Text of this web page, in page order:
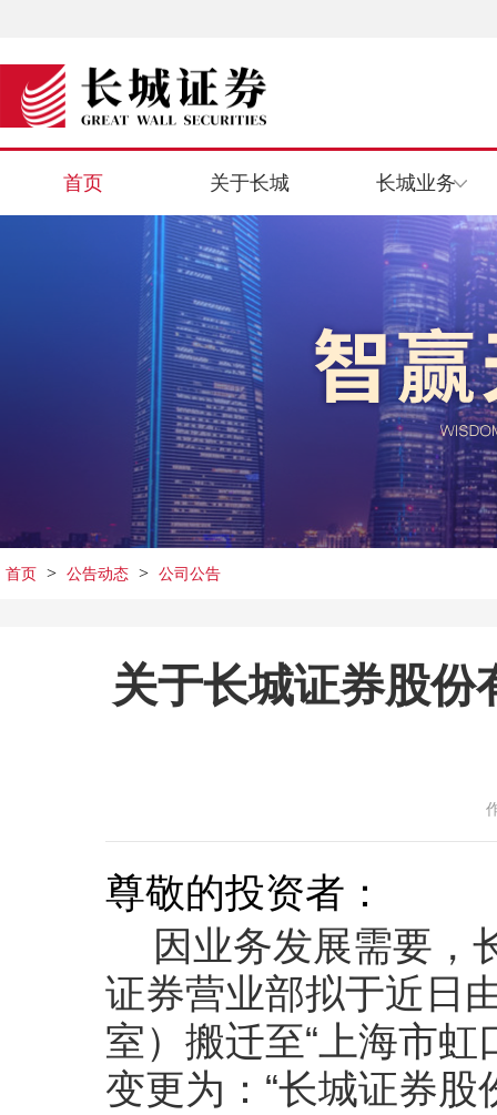
首页 关于长城 长城业务
首页 > 公告动态 > 公司公告
关于长城证券股份
尊敬的投资者：
因业务发展需要，
证券营业部拟于近日
室）搬迁至“上海市虹
变更为：“长城证券